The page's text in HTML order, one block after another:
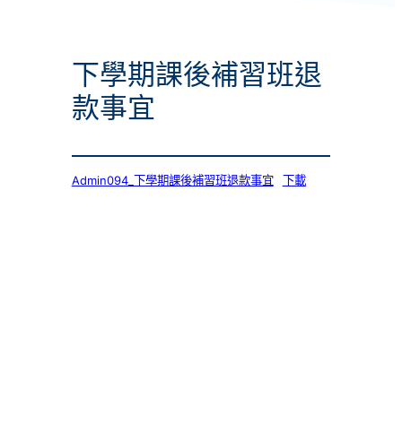
學校通告
下學期課後補習班退
款事宜
Admin094_下學期課後補習班退款事宜 下載